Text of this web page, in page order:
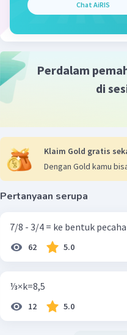
5) 15 + 60 + 85
Jumlah
Semoga membantu
Terima kasih
Beri Rating·0.0(0)
Jasmin J Level 1
23 November 2023 13:36
Kalau salah maaf ya
Chat AiRIS
Perdalam
di
Klaim Gold gratis
Dengan Gold kamu
Pertanyaan serupa
7/8 - 3/4 = ke bentuk
62 5.0
⅓×k=8,5
12 5.0